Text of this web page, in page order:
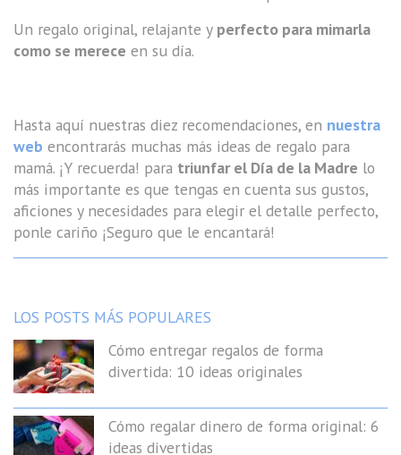
Un regalo original, relajante y perfecto para mimarla
como se merece en su día.
Hasta aquí nuestras diez recomendaciones, en nuestra
web encontrarás muchas más ideas de regalo para
mamá. ¡Y recuerda! para triunfar el Día de la Madre lo
más importante es que tengas en cuenta sus gustos,
aficiones y necesidades para elegir el detalle perfecto,
ponle cariño ¡Seguro que le encantará!
LOS POSTS MÁS POPULARES
Cómo entregar regalos de forma
divertida: 10 ideas originales
Cómo regalar dinero de forma original: 6
ideas divertidas